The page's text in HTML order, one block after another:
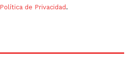
Política de Privacidad .